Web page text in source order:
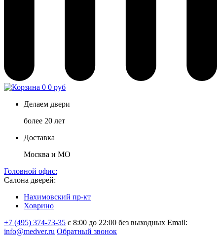
0 0 руб
Делаем двери
более 20 лет
Доставка
Москва и МО
Головной офис:
Салона дверей:
Нахимовский пр-кт
Ховрино
+7 (495) 374-73-35 с 8:00 до 22:00 без выходных Email:
info@medver.ru Обратный звонок